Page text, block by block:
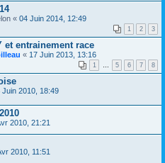
« 04 Juin 2014, 12:49
1 2 3
et entrainement race
« 17 Juin 2013, 13:16
1 … 5 6 7 8
Juin 2010, 18:49
2010, 21:21
2010, 11:51